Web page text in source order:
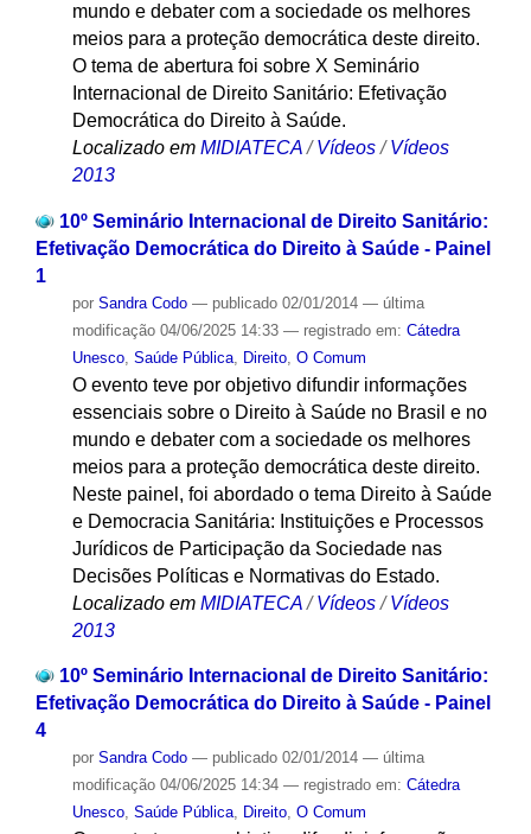
mundo e debater com a sociedade os melhores
meios para a proteção democrática deste direito.
O tema de abertura foi sobre X Seminário
Internacional de Direito Sanitário: Efetivação
Democrática do Direito à Saúde.
Localizado em MIDIATECA /Vídeos /Vídeos
2013
10º Seminário Internacional de Direito Sanitário:
Efetivação Democrática do Direito à Saúde - Painel
1
por Sandra Codo — publicado02/01/2014 — última
modificação04/06/2025 14:33 — registrado em: Cátedra
Unesco, Saúde Pública, Direito, O Comum
O evento teve por objetivo difundir informações
essenciais sobre o Direito à Saúde no Brasil e no
mundo e debater com a sociedade os melhores
meios para a proteção democrática deste direito.
Neste painel, foi abordado o tema Direito à Saúde
e Democracia Sanitária: Instituições e Processos
Jurídicos de Participação da Sociedade nas
Decisões Políticas e Normativas do Estado.
Localizado em MIDIATECA /Vídeos /Vídeos
2013
10º Seminário Internacional de Direito Sanitário:
Efetivação Democrática do Direito à Saúde - Painel
4
por Sandra Codo — publicado02/01/2014 — última
modificação04/06/2025 14:34 — registrado em: Cátedra
Unesco, Saúde Pública, Direito, O Comum